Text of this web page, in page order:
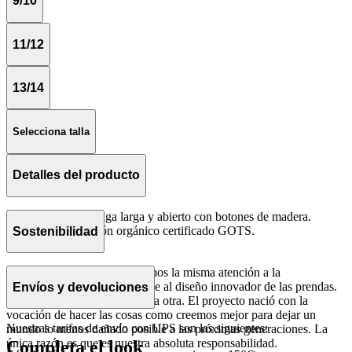
11/12
13/14
Selecciona talla
Detalles del producto
Corte oversize, manga larga y abierto con botones de madera.
Tejido 100% algodón orgánico certificado GOTS.
Sostenibilidad
En The Campamento, prestamos la misma atención a la
sostenibilidad del producto que al diseño innovador de las prendas.
No entendemos una cosa sin la otra. El proyecto nació con la
vocación de hacer las cosas como creemos mejor para dejar un
mundo lo menos dañado posible a las próximas generaciones. La
única razón es que es nuestra absoluta responsabilidad.
Envíos y devoluciones
Nuestras tarifas de envío con UPS son las siguientes:
Completa el look